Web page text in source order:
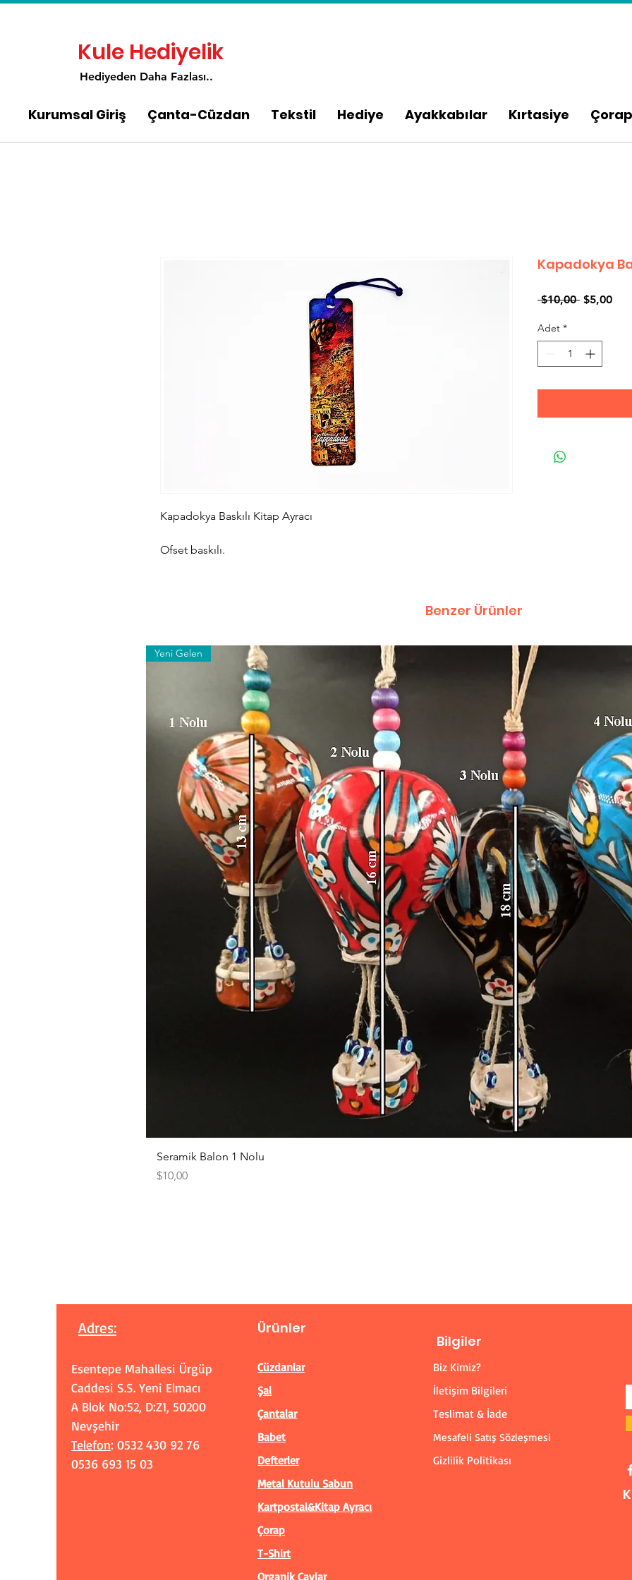
Kule Hediyelik
Hediyeden Daha Fazlası..
Kurumsal Giriş Çanta-Cüzdan Tekstil Hediye Ayakkabılar Kırtasiye Çorap
Kapadokya Baskılı Kitap Ayracı
Ofset baskılı.
Kapadokya
$10,00 Normal
$5,00
Adet *
Benzer Ürünler
Yeni Gelen
Seramik Balon 1 Nolu
Fiyat
$10,00
Adres:
Esentepe Mahallesi Ürgüp
Caddesi S.S. Yeni Elmacı
A Blok No:52, D:Z1, 50200
Nevşehir
Telefon: 0532 430 92 76
0536 693 15 03
Ürünler
Cüzdanlar
Şal
Çantalar
Babet
Defterler
Metal Kutulu Sabun
Kartpostal&Kitap Ayracı
Çorap
T-Shirt
Organik Çaylar
Bilgiler
Biz Kimiz?
İletişim Bilgileri
Teslimat & İade
Mesafeli Satış Sözleşmesi
Gizlilik Politikası